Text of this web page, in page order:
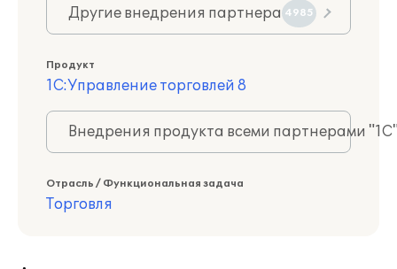
Другие внедрения партнера 4985
Продукт
1С:Управление торговлей 8
Внедрения продукта всеми партнерами
Отрасль / Функциональная задача
Торговля